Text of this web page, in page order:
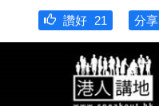
分享
讚好 21